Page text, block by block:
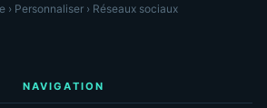
› Personnaliser › Réseaux sociaux
NAVIGATION